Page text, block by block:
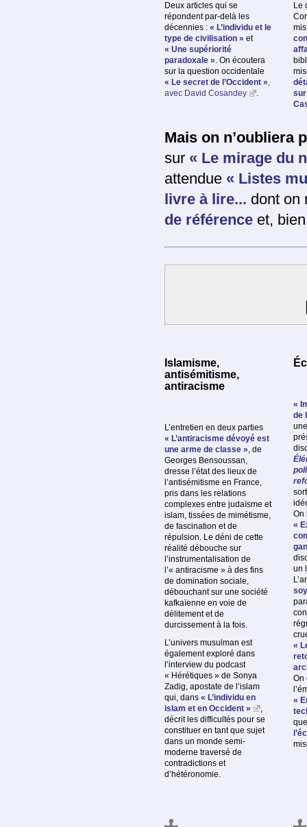
Deux articles qui se
répondent par-delà les
décennies : « L’individu et le
type de civilisation » et
« Une supériorité
paradoxale ». On écoutera
sur la question occidentale
« Le secret de l’Occident »,
avec David Cosandey
.
Le
Mais on n’oubliera
sur « Le mirage du
attendue « Listes
livre à lire... dont on
de référence et,
Islamisme,
antisémitisme,
antiracisme
L’entretien en deux parties
« L’antiracisme dévoyé est
une arme de classe », de
Georges Bensoussan,
dresse l’état des lieux de
l’antisémitisme en France,
pris dans les relations
complexes entre judaïsme et
islam, tissées de mimétisme,
de fascination et de
répulsion. Le déni de cette
réalité débouche sur
l’instrumentalisation de
l’« antiracisme » à des fins
de domination sociale,
débouchant sur une société
kafkaïenne en voie de
délitement et de
durcissement à la fois.
L’univers musulman est
également exploré dans
l’interview du podcast
« Hérétiques » de Sonya
Zadig, apostate de l’islam
qui, dans « L’individu en
islam et en Occident »
,
décrit les difficultés pour se
constituer en tant que sujet
dans un monde semi-
moderne traversé de
contradictions et
d’hétéronomie.
«
de
On
«
un
«
On
«